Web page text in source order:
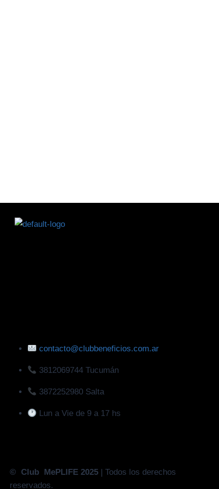
contacto@clubbeneficios.com.ar
3812069744 Tucumán
3872252980 Salta
Lun a Vie de 9 a 17 hs
© Club MePLIFE 2025 | Todos los derechos
reservados.